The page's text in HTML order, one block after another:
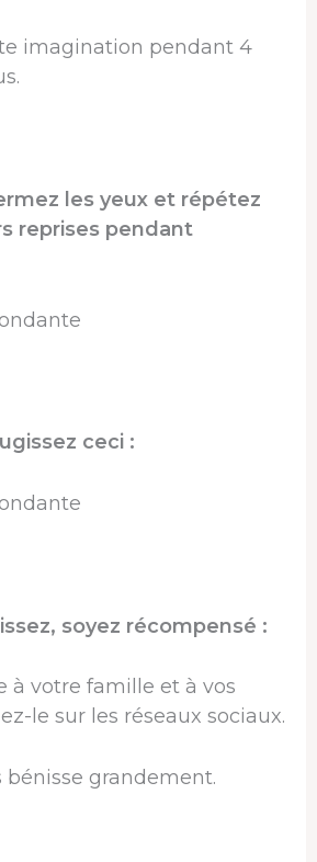
imagination pendant 4
les yeux et répétez
reprises pendant
ceci :
soyez récompensé :
à votre famille et à vos
le sur les réseaux sociaux.
bénisse grandement.